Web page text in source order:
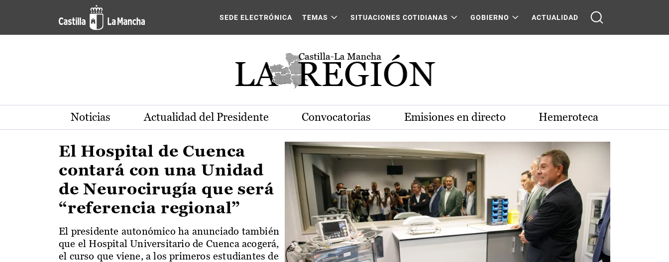
Pasar al contenido principal
Actualidad de la región de Castilla-La Mancha
SEDE ELECTRÓNICA TEMAS SITUACIONES COTIDIANAS GOBIERNO ACTUALIDAD
Noticias Actualidad del Presidente Convocatorias Emisiones en directo Hemeroteca
El Hospital de Cuenca
contará con una Unidad
de Neurocirugía que será
“referencia regional”
El presidente autonómico ha anunciado también
que el Hospital Universitario de Cuenca acogerá,
el curso que viene, a los primeros estudiantes de